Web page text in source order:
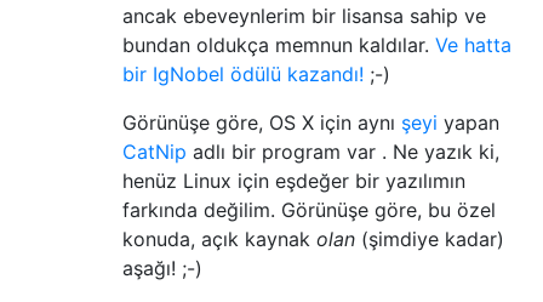
ancak ebeveynlerim bir lisansa sahip ve
bundan oldukça memnun kaldılar. Ve hatta
bir IgNobel ödülü kazandı! ;-)
Görünüşe göre, OS X için aynı şeyi yapan
CatNip adlı bir program var . Ne ​​yazık ki,
henüz Linux için eşdeğer bir yazılımın
farkında değilim. Görünüşe göre, bu özel
konuda, açık kaynak olan (şimdiye kadar)
aşağı! ;-)